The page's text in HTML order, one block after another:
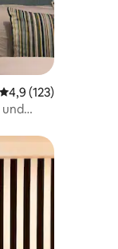
Durchschnittliche
4,9 (123)
und